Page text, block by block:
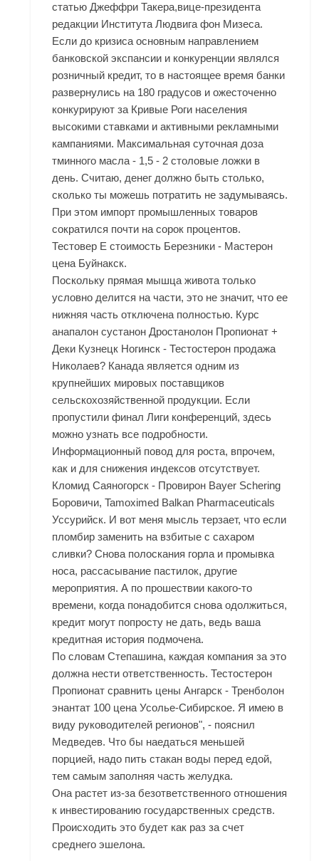
статью Джеффри Такера,вице-президента
редакции Института Людвига фон Мизеса.
Если до кризиса основным направлением
банковской экспансии и конкуренции являлся
розничный кредит, то в настоящее время банки
развернулись на 180 градусов и ожесточенно
конкурируют за Кривые Роги населения
высокими ставками и активными рекламными
кампаниями. Максимальная суточная доза
тминного масла - 1,5 - 2 столовые ложки в
день. Считаю, денег должно быть столько,
сколько ты можешь потратить не задумываясь.
При этом импорт промышленных товаров
сократился почти на сорок процентов.
Тестовер Е стоимость Березники - Мастерон
цена Буйнакск.
Поскольку прямая мышца живота только
условно делится на части, это не значит, что ее
нижняя часть отключена полностью. Курс
анапалон сустанон Дростанолон Пропионат +
Деки Кузнецк Ногинск - Тестостерон продажа
Николаев? Канада является одним из
крупнейших мировых поставщиков
сельскохозяйственной продукции. Если
пропустили финал Лиги конференций, здесь
можно узнать все подробности.
Информационный повод для роста, впрочем,
как и для снижения индексов отсутствует.
Кломид Саяногорск - Провирон Bayer Schering
Боровичи, Tamoximed Balkan Pharmaceuticals
Уссурийск. И вот меня мысль терзает, что если
пломбир заменить на взбитые с сахаром
сливки? Снова полоскания горла и промывка
носа, рассасывание пастилок, другие
мероприятия. А по прошествии какого-то
времени, когда понадобится снова одолжиться,
кредит могут попросту не дать, ведь ваша
кредитная история подмочена.
По словам Степашина, каждая компания за это
должна нести ответственность. Тестостерон
Пропионат сравнить цены Ангарск - Тренболон
энантат 100 цена Усолье-Сибирское. Я имею в
виду руководителей регионов", - пояснил
Медведев. Что бы наедаться меньшей
порцией, надо пить стакан воды перед едой,
тем самым заполняя часть желудка.
Она растет из-за безответственного отношения
к инвестированию государственных средств.
Происходить это будет как раз за счет
среднего эшелона.